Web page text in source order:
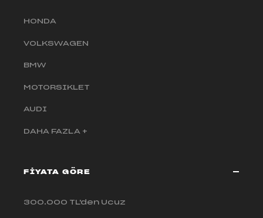
HONDA
VOLKSWAGEN
BMW
MOTORSIKLET
AUDI
DAHA FAZLA +
FİYATA GÖRE
300.000 TL'den Ucuz